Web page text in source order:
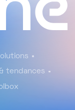
tendances